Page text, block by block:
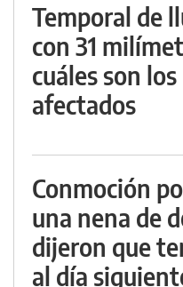
Temporal de
con 31
cuáles son
afectados
Conmoción
una nena de
dijeron que
al día